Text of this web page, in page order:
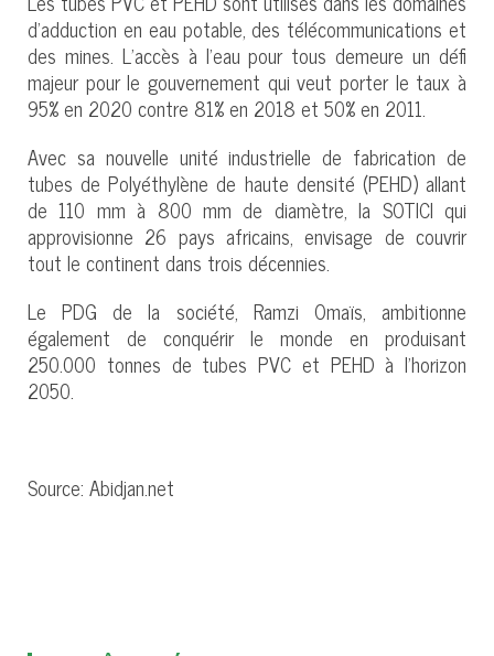
d’adduction en eau potable, des télécommunications et
des mines. L’accès à l’eau pour tous demeure un défi
majeur pour le gouvernement qui veut porter le taux à
95% en 2020 contre 81% en 2018 et 50% en 2011.
Avec sa nouvelle unité industrielle de fabrication de
tubes de Polyéthylène de haute densité (PEHD) allant
de 110 mm à 800 mm de diamètre, la SOTICI qui
approvisionne 26 pays africains, envisage de couvrir
tout le continent dans trois décennies.
Le PDG de la société, Ramzi Omaïs, ambitionne
également de conquérir le monde en produisant
250.000 tonnes de tubes PVC et PEHD à l’horizon
2050.
Source: Abidjan.net